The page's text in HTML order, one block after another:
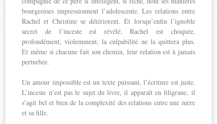
bourgeoises impressionnent l’adolescente. Les relations entre
Rachel et Christine se détériorent. Et lorsqu’enfin l’ignoble
secret de l’inceste est révélé, Rachel est choquée,
profondément, violemment, la culpabilité ne la quittera plus.
Et même si chacune fait son chemin, leur relation est à jamais
perturbée.
Un amour impossible est un texte puissant, l’écriture est juste.
L’inceste n’est pas le sujet du livre, il apparaît en filigrane, il
s’agit bel et bien de la complexité des relations entre une mère
et sa fille.